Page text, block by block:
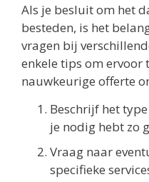
Als je besluit om het
besteden, is het
vragen bij
enkele tips om ervoor
nauwkeurige offerte
Beschrijf het
je nodig hebt zo
Vraag naar
specifieke